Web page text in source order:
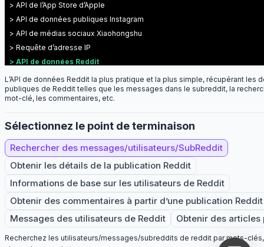
> API de l’App Store d’Apple
> API de données publiques Instagram
> API de médias sociaux Xiaohongshu
> Requête d’adresse IP
> API de données Reddit
> twitter(X) API
> API de données de Dianping Notes
L’API de données Reddit la plus pratique et la plus simple, récupérant les
publiques de Reddit telles que les messages dans le subreddit, la
mot-clé, les commentaires, etc.
Sélectionnez le point de terminaison
Rechercher des messages/utilisateurs/SubReddit
Obtenir les détails de la publication Reddit
Informations de base sur les utilisateurs de Reddit
Obtenir des commentaires à partir d’une publication Reddit
Messages des utilisateurs de Reddit
Obtenir des articles
Recherchez les utilisateurs/messages/subreddits de reddit par mots-